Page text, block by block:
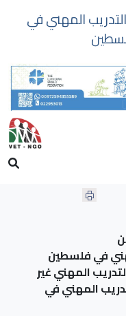
المهني في
في فلسطين
المهني غير
المهني في